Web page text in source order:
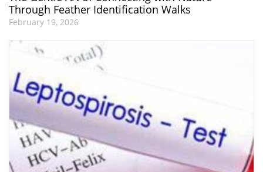
Through Feather Identification Walks
February 19, 2026